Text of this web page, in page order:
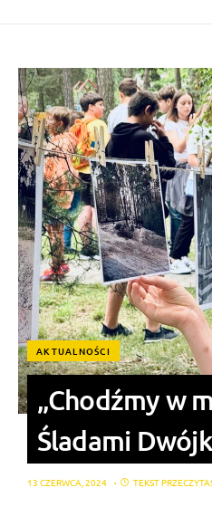
AKTUALNOŚCI
„Chodźmy w
Śladami
13 CZERWCA, 2024 TEKST